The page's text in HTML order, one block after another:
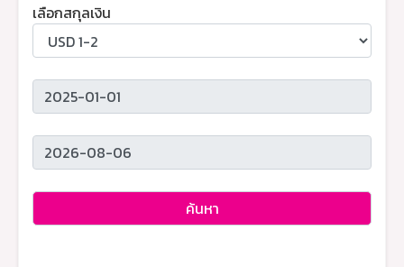
เลือกสกุลเงิน
ค้นหา